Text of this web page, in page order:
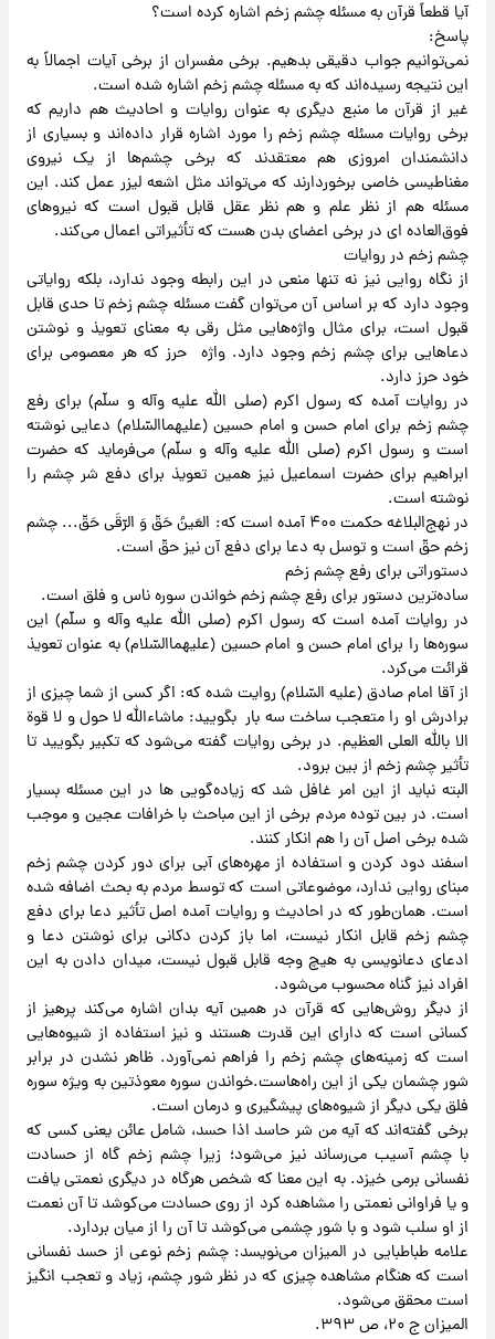
آیا قطعاً قرآن به مسئله چشم زخم اشاره کرده است؟
پاسخ:
نمی‌توانیم جواب دقیقی بدهیم. برخی مفسران از برخی آیات اجمالاً به
این نتیجه رسیده‌اند که به مسئله چشم زخم اشاره شده است.
غیر از قرآن ما منبع دیگری به عنوان روایات و احادیث هم داریم که
برخی روایات مسئله چشم زخم را مورد اشاره قرار داده‌اند و بسیاری از
دانشمندان امروزی هم معتقدند که برخی چشم‌ها از یک نیروی
مغناطیسی خاصی برخوردارند که می‌تواند مثل اشعه لیزر عمل کند. این
مسئله هم از نظر علم و هم نظر عقل قابل قبول است که نیروهای
فوق‌العاده ای در برخی اعضای بدن هست که تأثیراتی اعمال می‌کند.
چشم زخم در روایات
از نگاه روایی نیز نه تنها منعی در این رابطه وجود ندارد، بلکه روایاتی
وجود دارد که بر اساس آن می‌توان گفت مسئله چشم زخم تا حدی قابل
قبول است، برای مثال واژه‌هایی مثل رقی به معنای تعویذ و نوشتن
دعاهایی برای چشم زخم وجود دارد. واژه حرز که هر معصومی برای
خود حرز دارد.
در روایات آمده که رسول اکرم (صلی الله علیه وآله و سلّم) برای رفع
چشم زخم برای امام حسن و امام حسین (علیهماالسّلام) دعایی نوشته
است و رسول اکرم (صلی الله علیه وآله و سلّم) می‌فرماید که حضرت
ابراهیم برای حضرت اسماعیل نیز همین تعویذ برای دفع شر چشم را
نوشته است.
در نهج‌البلاغه حکمت ۴۰۰ آمده است که: العَینُ حَقّ وَ الرّقَی حَقّ... چشم
زخم حقّ است و توسل به دعا برای دفع آن نیز حقّ است.
دستوراتی برای رفع چشم زخم
ساده‌ترین دستور برای رفع چشم زخم خواندن سوره ناس و فلق است.
در روایات آمده است که رسول اکرم (صلی الله علیه وآله و سلّم) این
سوره‌ها را برای امام حسن و امام حسین (علیهماالسّلام) به عنوان تعویذ
قرائت می‌کرد.
از آقا امام صادق (علیه السّلام) روایت شده که: اگر کسی از شما چیزی از
برادرش او را متعجب ساخت سه بار بگویید: ماشاء‌الله لا حول و لا قوة
الا بالله العلی العظیم. در برخی روایات گفته می‌شود که تکبیر بگویید تا
تأثیر چشم زخم از بین برود.
البته نباید از این امر غافل شد که زیاده‌گویی ها در این مسئله بسیار
است. در بین توده مردم برخی از این مباحث با خرافات عجین و موجب
شده برخی اصل آن را هم انکار کنند.
اسفند دود کردن و استفاده از مهره‌های آبی برای دور کردن چشم زخم
مبنای روایی ندارد، موضوعاتی است که توسط مردم به بحث اضافه شده
است. همان‌طور که در احادیث و روایات آمده اصل تأثیر دعا برای دفع
چشم زخم قابل انکار نیست، اما باز کردن دکانی برای نوشتن دعا و
ادعای دعانویسی به هیچ وجه قابل قبول نیست، میدان دادن به این
افراد نیز گناه محسوب می‌شود.
از دیگر روش‌هایی که قرآن در همین آیه بدان اشاره می‌کند پرهیز از
کسانی است که دارای این قدرت هستند و نیز استفاده از شیوه‌هایی
است که زمینه‌های چشم زخم را فراهم نمی‌آورد. ظاهر نشدن در برابر
شور چشمان یکی از این راه‌هاست.خواندن سوره معوذتین به ویژه سوره
فلق یکی دیگر از شیوه‌های پیشگیری و درمان است.
برخی گفته‌اند که آیه من شر حاسد اذا حسد، شامل عائن یعنی کسی که
با چشم آسیب می‌رساند نیز می‌شود؛ زیرا چشم زخم گاه از حسادت
نفسانی برمی خیزد. به این معنا که شخص هرگاه در دیگری نعمتی یافت
و یا فراوانی نعمتی را مشاهده کرد از روی حسادت می‌کوشد تا آن نعمت
از او سلب شود و با شور چشمی می‌کوشد تا آن را از میان بردارد.
علامه طباطبایی در المیزان می‌نویسد: چشم زخم نوعی از حسد نفسانی
است که هنگام مشاهده چیزی که در نظر شور چشم، زیاد و تعجب انگیز
است محقق می‌شود.
المیزان ج ۲۰، ص ۳۹۳.